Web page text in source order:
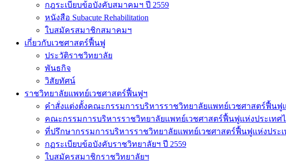
กฎระเบียบข้อบังคับสมาคมฯ ปี 2559
หนังสือ Subacute Rehabilitation
ใบสมัครสมาชิกสมาคมฯ
เกี่ยวกับเวชศาสตร์ฟื้นฟู
ประวัติราชวิทยาลัย
พันธกิจ
วิสัยทัศน์
ราชวิทยาลัยแพทย์เวชศาสตร์ฟื้นฟูฯ
คำสั่งแต่งตั้งคณะกรรมการบริหารราชวิทยาลัยแพทย์เวชศาสตร์ฟื้นฟูแ
คณะกรรมการบริหารราชวิทยาลัยแพทย์เวชศาสตร์ฟื้นฟูแห่งประเทศ
ที่ปรึกษากรรมการบริหารราชวิทยาลัยแพทย์เวชศาสตร์ฟื้นฟูแห่งประเ
กฏระเบียบข้อบังคับราชวิทยาลัยฯ ปี 2559
ใบสมัครสมาชิกราชวิทยาลัยฯ